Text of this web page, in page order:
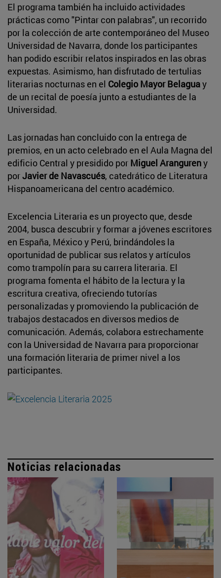
El programa también ha incluido actividades
prácticas como "Pintar con palabras", un recorrido
por la colección de arte contemporáneo del Museo
Universidad de Navarra, donde los participantes
han podido escribir relatos inspirados en las obras
expuestas. Asimismo, han disfrutado de tertulias
literarias nocturnas en el Colegio Mayor Belaguay
de un recital de poesía junto a estudiantes de la
Universidad.
Las jornadas han concluido con la entrega de
premios, en un acto celebrado en el Aula Magna del
edificio Central y presidido por Miguel Arangureny
porJavier de Navascués, catedrático de Literatura
Hispanoamericana del centro académico.
Excelencia Literaria es un proyecto que, desde
2004, busca descubrir y formar a jóvenes escritores
en España, México y Perú, brindándoles la
oportunidad de publicar sus relatos y artículos
como trampolín para su carrera literaria. El
programa fomenta el hábito de la lectura y la
escritura creativa, ofreciendo tutorías
personalizadas y promoviendo la publicación de
trabajos destacados en diversos medios de
comunicación. Además, colabora estrechamente
con la Universidad de Navarra para proporcionar
una formación literaria de primer nivel a los
participantes.
Noticias relacionadas